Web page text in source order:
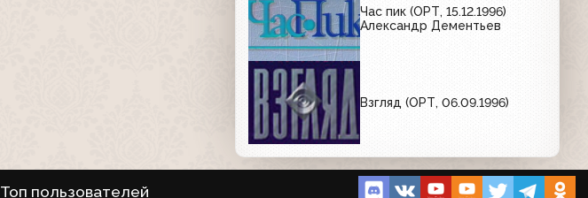
Час пик (ОРТ, 15.12.1996)
Александр Дементьев
Взгляд (ОРТ, 06.09.1996)
Топ пользователей